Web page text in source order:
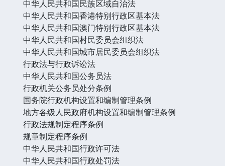
中华人民共和国民族区域自治法
中华人民共和国香港特别行政区基本法
中华人民共和国澳门特别行政区基本法
中华人民共和国村民委员会组织法
中华人民共和国城市居民委员会组织法
行政法与行政诉讼法
中华人民共和国公务员法
行政机关公务员处分条例
国务院行政机构设置和编制管理条例
地方各级人民政府机构设置和编制管理条例
行政法规制定程序条例
规章制定程序条例
中华人民共和国行政许可法
中华人民共和国行政处罚法